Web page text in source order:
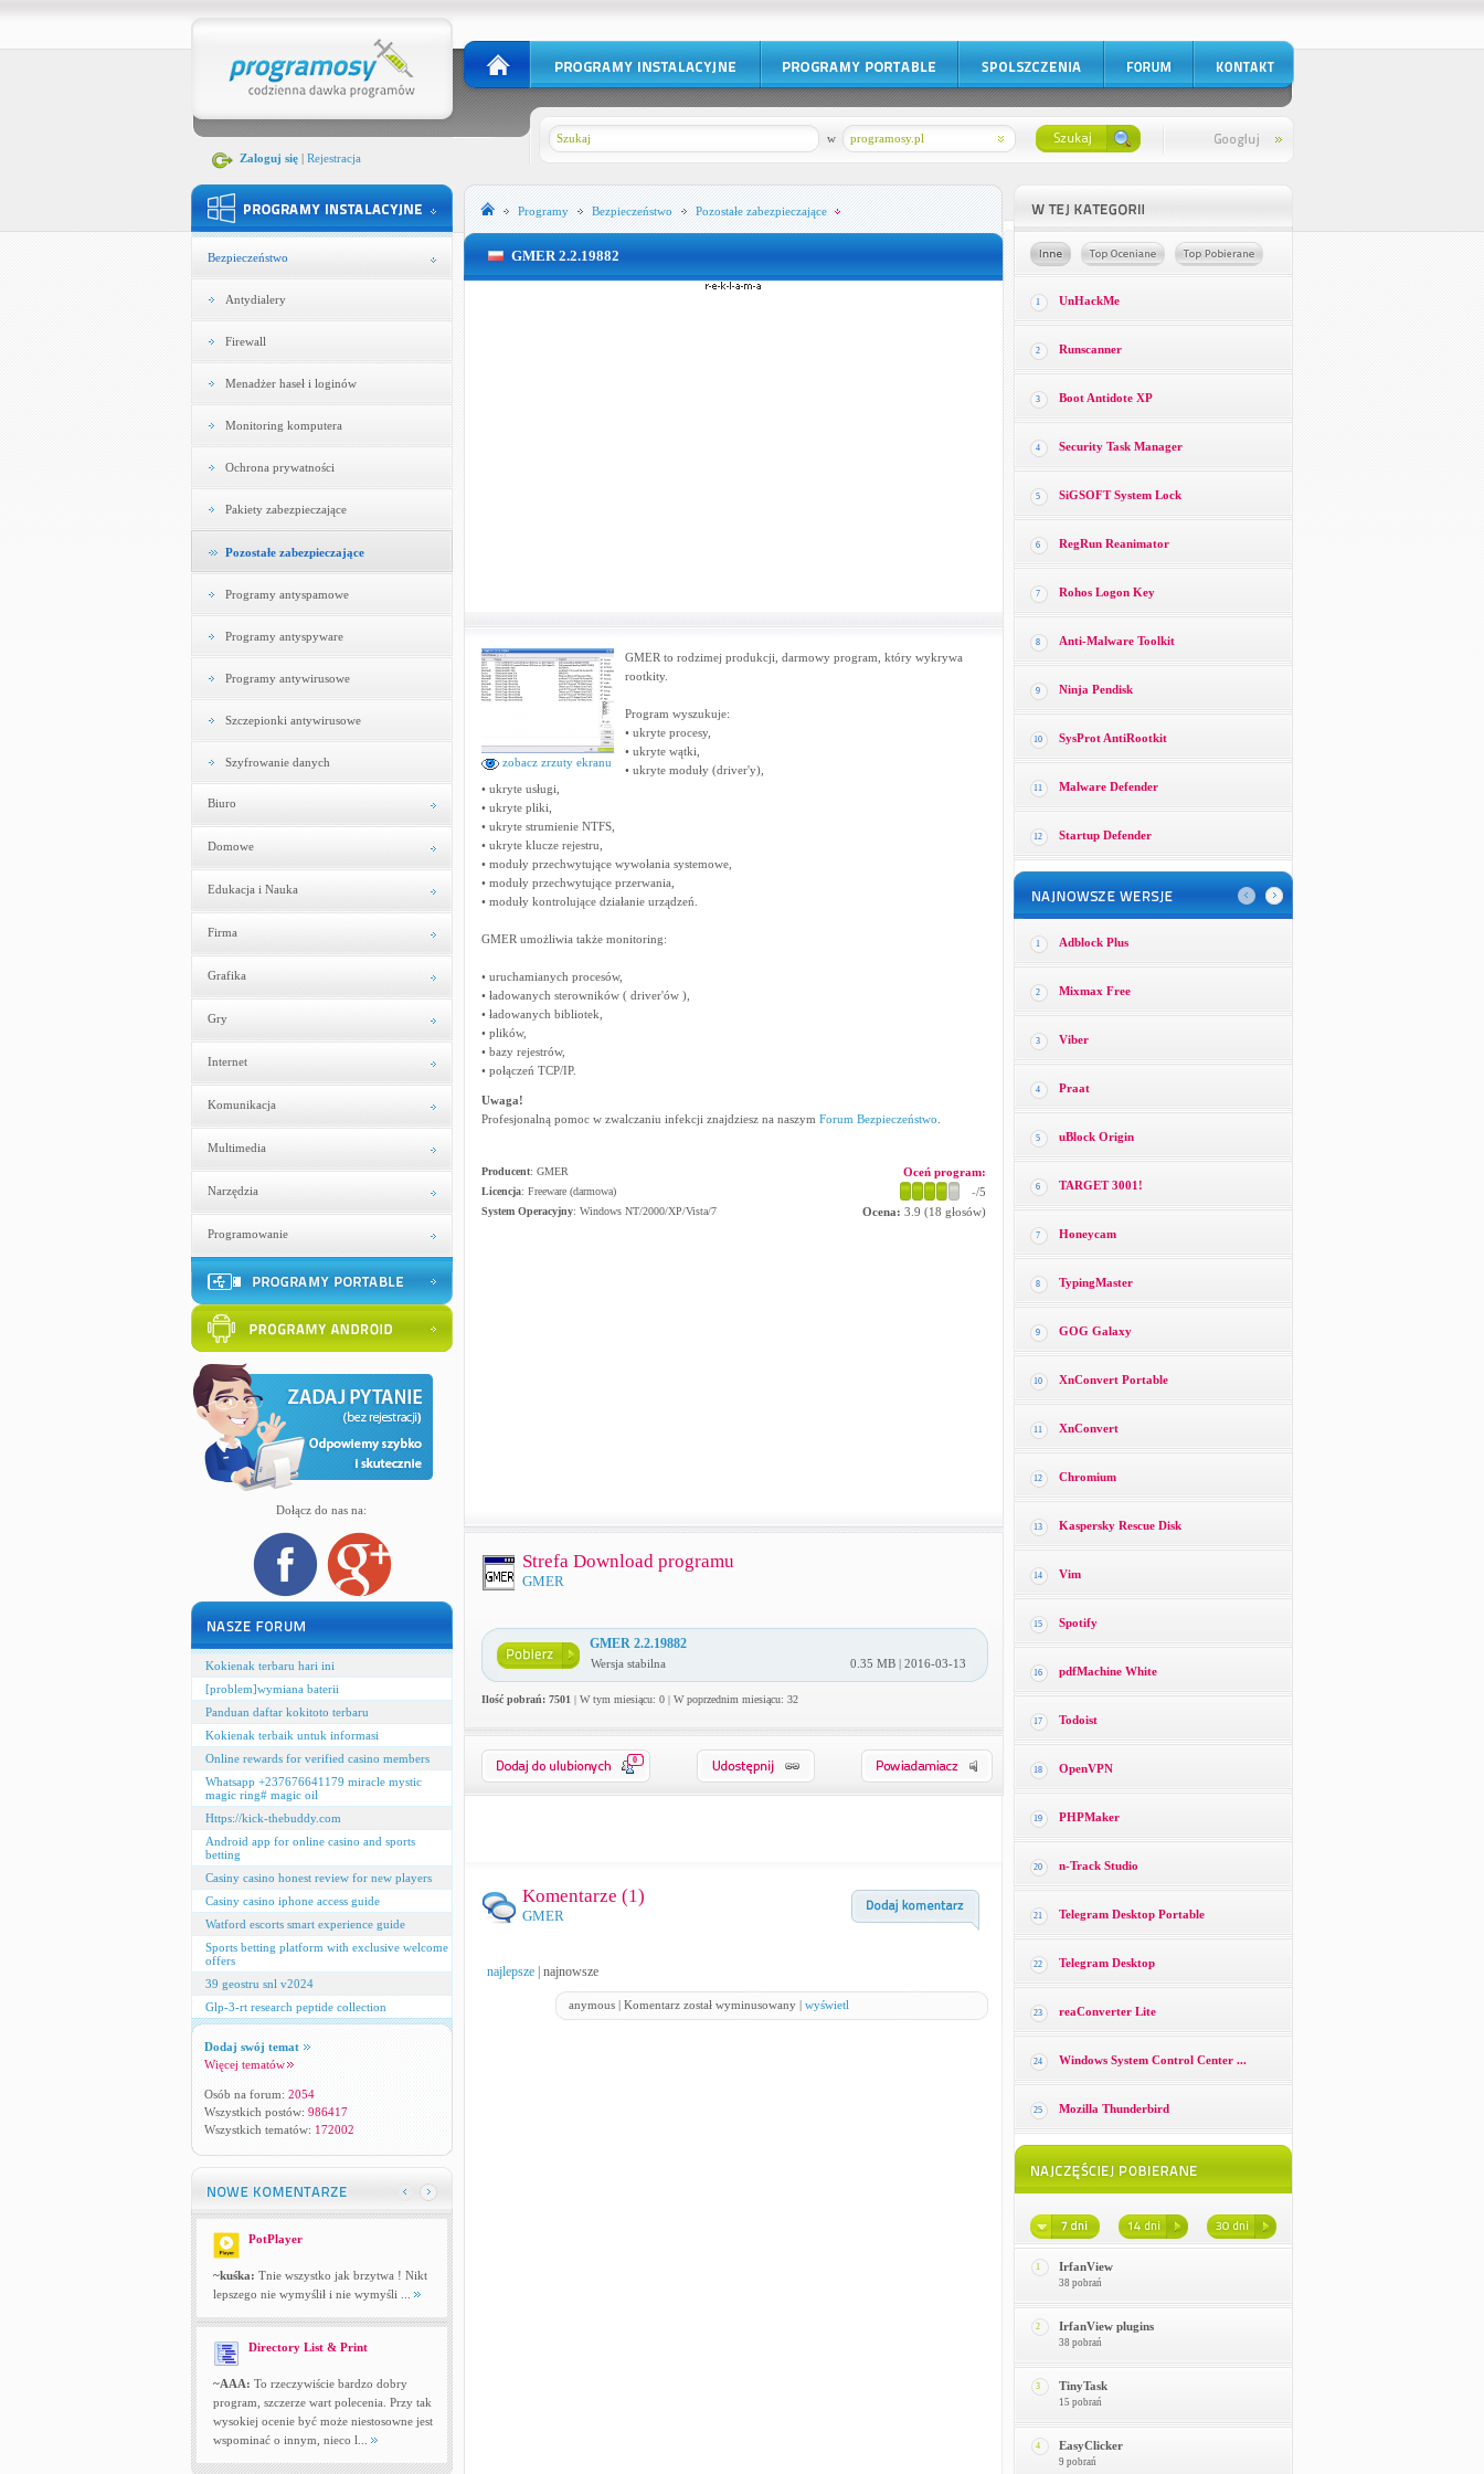
Zaloguj się| Rejestracja
programosy.pl
w
Bezpieczeństwo
Antydialery
Firewall
Menadżer haseł i loginów
Monitoring komputera
Ochrona prywatności
Pakiety zabezpieczające
Pozostałe zabezpieczające
Programy antyspamowe
Programy antyspyware
Programy antywirusowe
Szczepionki antywirusowe
Szyfrowanie danych
Biuro
Domowe
Edukacja i Nauka
Firma
Grafika
Gry
Internet
Komunikacja
Multimedia
Narzędzia
Programowanie
Dołącz do nas na:
Kokienak terbaru hari ini
[problem]wymiana baterii
Panduan daftar kokitoto terbaru
Kokienak terbaik untuk informasi
Online rewards for verified casino members
Whatsapp +237676641179 miracle mystic
magic ring# magic oil
Https://kick-thebuddy.com
Android app for online casino and sports
betting
Casiny casino honest review for new players
Casiny casino iphone access guide
Watford escorts smart experience guide
Sports betting platform with exclusive welcome
offers
39 geostru snl v2024
Glp-3-rt research peptide collection
Dodaj swój temat
Więcej tematów
Osób na forum: 2054
Wszystkich postów: 986417
Wszystkich tematów: 172002
PotPlayer
~kuśka: Tnie wszystko jak brzytwa ! Nikt
lepszego nie wymyślił i nie wymyśli ...
Directory List & Print
~AAA: To rzeczywiście bardzo dobry
program, szczerze wart polecenia. Przy tak
wysokiej ocenie być może niestosowne jest
wspominać o innym, nieco l...
Programy Bezpieczeństwo Pozostałe zabezpieczające
GMER 2.2.19882
zobacz zrzuty ekranu
GMER to rodzimej produkcji, darmowy program, który wykrywa
rootkity.
Program wyszukuje:
• ukryte procesy,
• ukryte wątki,
• ukryte moduły (driver'y),
• ukryte usługi,
• ukryte pliki,
• ukryte strumienie NTFS,
• ukryte klucze rejestru,
• moduły przechwytujące wywołania systemowe,
• moduły przechwytujące przerwania,
• moduły kontrolujące działanie urządzeń.
GMER umożliwia także monitoring:
• uruchamianych procesów,
• ładowanych sterowników ( driver'ów ),
• ładowanych bibliotek,
• plików,
• bazy rejestrów,
• połączeń TCP/IP.
Uwaga!
Profesjonalną pomoc w zwalczaniu infekcji znajdziesz na naszym Forum Bezpieczeństwo
Producent: GMER
Licencja: Freeware (darmowa)
System Operacyjny: Windows NT/2000/XP/Vista/7
Oceń program:
-/5
Ocena: 3.9 (18 głosów)
Strefa Download programu
GMER
GMER 2.2.19882
Wersja stabilna 0.35 MB | 2016-03-13
Ilość pobrań: 7501 | W tym miesiącu: 0 | W poprzednim miesiącu: 32
0
Komentarze (1)
GMER
najlepsze| najnowsze
anymous | Komentarz został wyminusowany | wyświetl
1 UnHackMe
2 Runscanner
3 Boot Antidote XP
4 Security Task Manager
5 SiGSOFT System Lock
6 RegRun Reanimator
7 Rohos Logon Key
8 Anti-Malware Toolkit
9 Ninja Pendisk
10 SysProt AntiRootkit
11 Malware Defender
12 Startup Defender
1 Adblock Plus
2 Mixmax Free
3 Viber
4 Praat
5 uBlock Origin
6 TARGET 3001!
7 Honeycam
8 TypingMaster
9 GOG Galaxy
10 XnConvert Portable
11 XnConvert
12 Chromium
13 Kaspersky Rescue Disk
14 Vim
15 Spotify
16 pdfMachine White
17 Todoist
18 OpenVPN
19 PHPMaker
20 n-Track Studio
21 Telegram Desktop Portable
22 Telegram Desktop
23 reaConverter Lite
24 Windows System Control Center ...
25 Mozilla Thunderbird
1 IrfanView
38 pobrań
2 IrfanView plugins
38 pobrań
3 TinyTask
15 pobrań
4 EasyClicker
9 pobrań